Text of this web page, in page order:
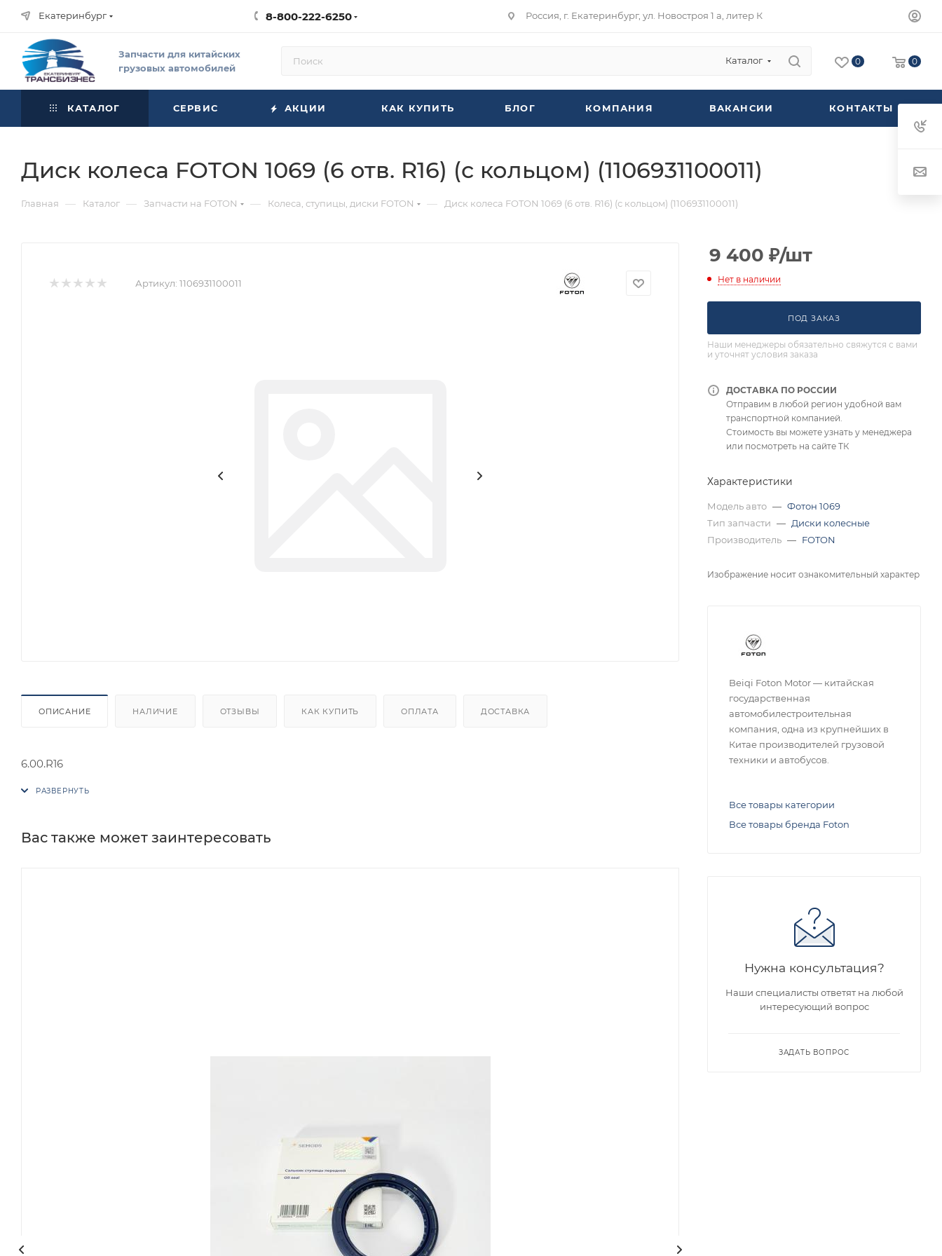
Екатеринбург 8-800-222-6250 Россия, г. Екатеринбург, ул. Новостроя 1 а, литер К
Запчасти для китайских
грузовых автомобилей
Каталог 0 0
КАТАЛОГ СЕРВИС АКЦИИ КАК КУПИТЬ БЛОГ КОМПАНИЯ ВАКАНСИИ КОНТАКТЫ
Диск колеса FOTON 1069 (6 отв. R16) (с кольцом) (1106931100011)
Главная — Каталог — Запчасти на FOTON — Колеса, ступицы, диски FOTON — Диск колеса FOTON 1069 (6 отв. R16) (с кольцом) (1106931100011)
Артикул: 1106931100011
ОПИСАНИЕ НАЛИЧИЕ ОТЗЫВЫ КАК КУПИТЬ ОПЛАТА ДОСТАВКА
6.00.R16
Вас также может заинтересовать
9 400 ₽/шт
Нет в наличии
ПОД ЗАКАЗ
Наши менеджеры обязательно свяжутся с вами
и уточнят условия заказа
ДОСТАВКА ПО РОССИИ
Отправим в любой регион удобной вам
транспортной компанией.
Стоимость вы можете узнать у менеджера
или посмотреть на сайте ТК
Характеристики
Модель авто — Фотон 1069
Тип запчасти — Диски колесные
Производитель — FOTON
Изображение носит ознакомительный характер
Beiqi Foton Motor — китайская
государственная
автомобилестроительная
компания, одна из крупнейших в
Китае производителей грузовой
техники и автобусов.
Все товары категории
Все товары бренда Foton
Нужна консультация?
Наши специалисты ответят на любой
интересующий вопрос
ЗАДАТЬ ВОПРОС